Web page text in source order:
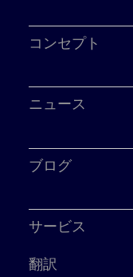
コンセプト
ニュース
ブログ
サービス
翻訳